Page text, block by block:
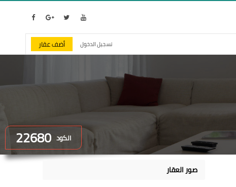
تسجيل الدخول أضف عقار
الكود 22680
صور العقار